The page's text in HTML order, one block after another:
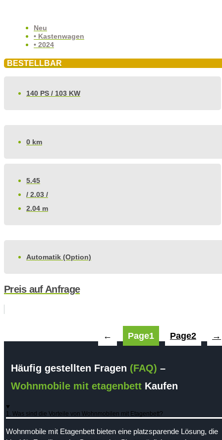
Neu
• Kastenwagen
• 2024
BESTELLBAR
140 PS / 103 KW
0 km
5.45
/ 2.03 /
2.04 m
Automatik (Option)
Preis auf Anfrage
← Page1 Page2 →
Häufig gestellten Fragen (FAQ) –
Wohnmobile mit etagenbett Kaufen
1. Was sind die Vorteile von Wohnmobilen mit Etagenbett?
Wohnmobile mit Etagenbett bieten eine platzsparende Lösung, die